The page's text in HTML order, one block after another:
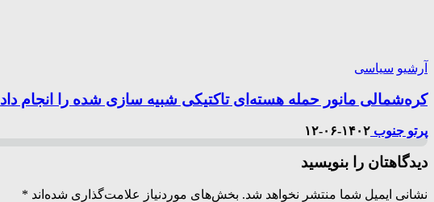
آرشیو سیاسی
کره‌شمالی مانور حمله هسته‌ای تاکتیکی شبیه سازی شده را انجام داد
پرتو جنوب ۱۴۰۲-۰۶-۱۲
دیدگاهتان را بنویسید
نشانی ایمیل شما منتشر نخواهد شد. بخش‌های موردنیاز علامت‌گذاری شده‌اند *